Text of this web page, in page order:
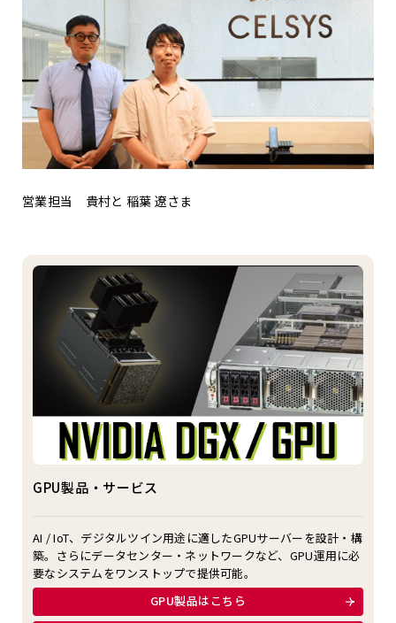
営業担当 貴村と 稲葉 遼さま
GPU製品・サービス
AI / IoT、デジタルツイン用途に適したGPUサーバーを設計・構
築。さらにデータセンター・ネットワークなど、GPU運用に必
要なシステムをワンストップで提供可能。
GPU製品はこちら